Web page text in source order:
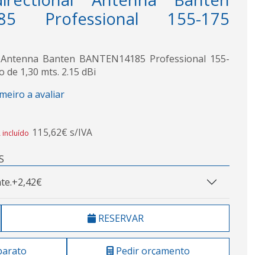
Professional 155-175
Banten BANTEN14185 Professional 155-
de 1,30 mts. 2.15 dBi
a avaliar
incluído 115,62€ s/IVA
+2,42€
RESERVAR
Pedir orçamento